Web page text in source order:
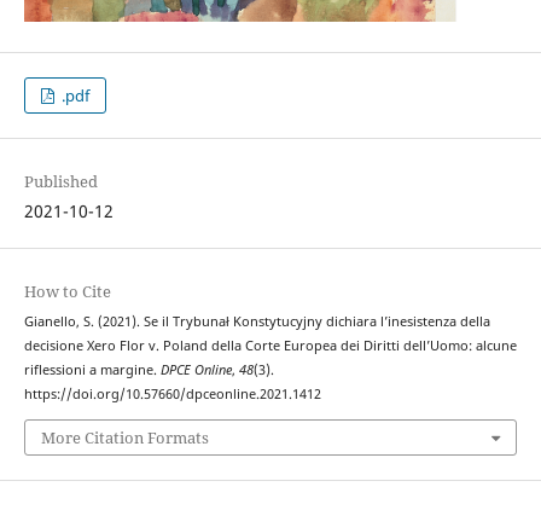
.pdf
Published
2021-10-12
How to Cite
Gianello, S. (2021). Se il Trybunał Konstytucyjny dichiara l’inesistenza della
decisione Xero Flor v. Poland della Corte Europea dei Diritti dell’Uomo: alcune
riflessioni a margine. DPCE Online, 48(3).
https://doi.org/10.57660/dpceonline.2021.1412
More Citation Formats